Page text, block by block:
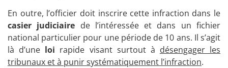
En outre, l’officier doit inscrire cette infraction dans le
casier judiciaire de l’intéressée et dans un fichier
national particulier pour une période de 10 ans. Il s’agit
là d’une loi rapide visant surtout à désengager les
tribunaux et à punir systématiquement l’infraction.